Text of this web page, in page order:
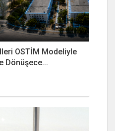
OSTİM Modeliyle
Dönüşece...